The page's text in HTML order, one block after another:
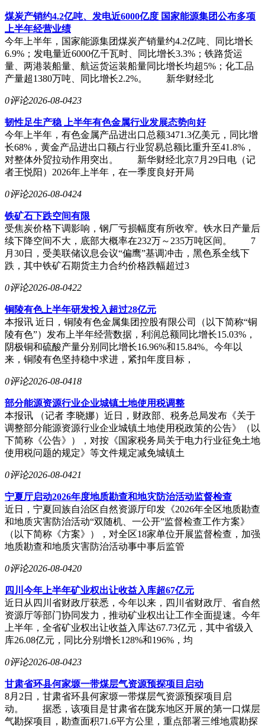
煤炭产销约4.2亿吨、发电近6000亿度 国家能源集团公布多项
上半年经营业绩
今年上半年，国家能源集团煤炭产销量约4.2亿吨、同比增长
6.9%；发电量近6000亿千瓦时、同比增长3.3%；铁路货运
量、两港装船量、航运货运装船量同比增长均超5%；化工品
产量超1380万吨、同比增长2.2%。 新华财经北
0评论2026-08-0423
韧性足生产稳 上半年有色金属行业发展态势向好
今年上半年，有色金属产品进出口总额3471.3亿美元，同比增
长68%，黄金产品进出口额占行业贸易总额比重升至41.8%，
对整体外贸拉动作用突出。 新华财经北京7月29日电（记
者王悦阳）2026年上半年，在一季度良好开局
0评论2026-08-0424
铁矿石下跌空间有限
受焦炭价格下调影响，钢厂亏损幅度有所收窄。铁水日产量后
续下降空间不大，底部大概率在232万～235万吨区间。 7
月30日，受美联储议息会议“偏鹰”基调冲击，黑色系全线下
跌，其中铁矿石期货主力合约价格跌幅超过3
0评论2026-08-0422
铜陵有色上半年研发投入超过28亿元
本报讯 近日，铜陵有色金属集团控股有限公司（以下简称“铜
陵有色”）发布上半年经营数据，利润总额同比增长15.03%，
阴极铜和硫酸产量分别同比增长16.96%和15.84%。今年以
来，铜陵有色坚持稳中求进，紧扣年度目标，
0评论2026-08-0418
部分能源资源行业企业城镇土地使用税调整
本报讯 （记者 李晓娜）近日，财政部、税务总局发布《关于
调整部分能源资源行业企业城镇土地使用税政策的公告》（以
下简称《公告》），对按《国家税务局关于电力行业征免土地
使用税问题的规定》等文件规定减免城镇土
0评论2026-08-0421
宁夏厅启动2026年度地质勘查和地灾防治活动监督检查
近日，宁夏回族自治区自然资源厅印发《2026年全区地质勘查
和地质灾害防治活动“双随机、一公开”监督检查工作方案》
（以下简称《方案》），对全区18家单位开展监督检查，加强
地质勘查和地质灾害防治活动事中事后监管
0评论2026-08-0420
四川今年上半年矿业权出让收益入库超67亿元
近日从四川省财政厅获悉，今年以来，四川省财政厅、省自然
资源厅等部门协同发力，推动矿业权出让工作全面提速。今年
上半年，全省矿业权出让收益入库达67.73亿元，其中省级入
库26.08亿元，同比分别增长128%和196%，均
0评论2026-08-0423
甘肃省环县何家塬一带煤层气资源预探项目启动
8月2日，甘肃省环县何家塬一带煤层气资源预探项目启
动。 据悉，该项目是甘肃省在陇东地区开展的第一口煤层
气勘探项目，勘查面积71.6平方公里，重点部署三维地震勘探